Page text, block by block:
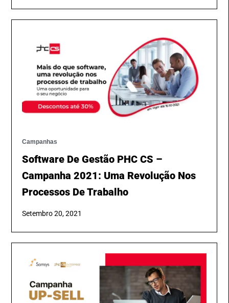
Campanhas
Software De Gestão PHC CS –
Campanha 2021: Uma Revolução Nos
Processos De Trabalho
Setembro 20, 2021